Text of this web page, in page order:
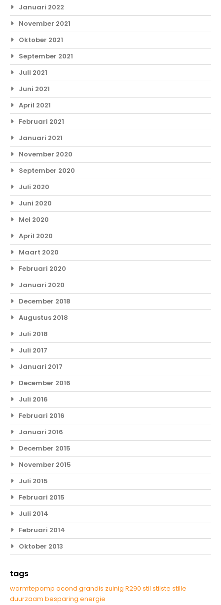
Januari 2022
November 2021
Oktober 2021
September 2021
Juli 2021
Juni 2021
April 2021
Februari 2021
Januari 2021
November 2020
September 2020
Juli 2020
Juni 2020
Mei 2020
April 2020
Maart 2020
Februari 2020
Januari 2020
December 2018
Augustus 2018
Juli 2018
Juli 2017
Januari 2017
December 2016
Juli 2016
Februari 2016
Januari 2016
December 2015
November 2015
Juli 2015
Februari 2015
Juli 2014
Februari 2014
Oktober 2013
tags
warmtepomp acond grandis zuinig R290 stil stilste stille
duurzaam besparing energie